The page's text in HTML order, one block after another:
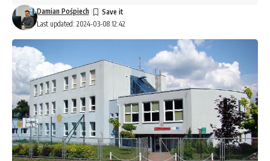
Last updated: 2024-03-08 12:42
Damian Pośpiech